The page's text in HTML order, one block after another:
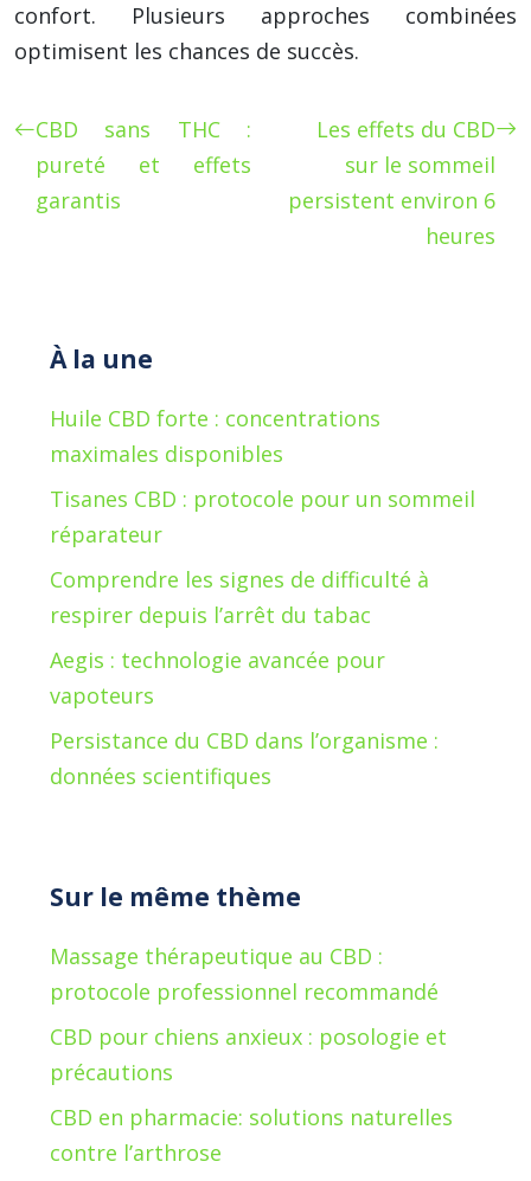
confort. Plusieurs approches combinées
optimisent les chances de succès.
CBD sans THC :
pureté et effets
garantis
Les effets du CBD
sur le sommeil
persistent environ 6
heures
À la une
Huile CBD forte : concentrations
maximales disponibles
Tisanes CBD : protocole pour un sommeil
réparateur
Comprendre les signes de difficulté à
respirer depuis l’arrêt du tabac
Aegis : technologie avancée pour
vapoteurs
Persistance du CBD dans l’organisme :
données scientifiques
Sur le même thème
Massage thérapeutique au CBD :
protocole professionnel recommandé
CBD pour chiens anxieux : posologie et
précautions
CBD en pharmacie: solutions naturelles
contre l’arthrose